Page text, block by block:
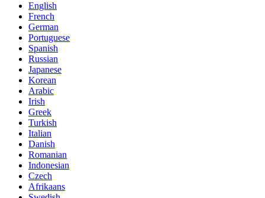
English
French
German
Portuguese
Spanish
Russian
Japanese
Korean
Arabic
Irish
Greek
Turkish
Italian
Danish
Romanian
Indonesian
Czech
Afrikaans